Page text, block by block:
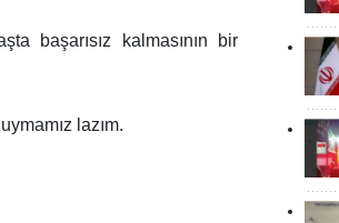
başarısız kalmasının bir
lazım.